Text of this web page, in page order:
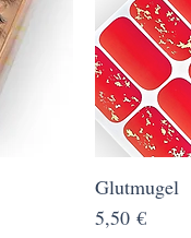
Glutmugel
Preis
5,50 €